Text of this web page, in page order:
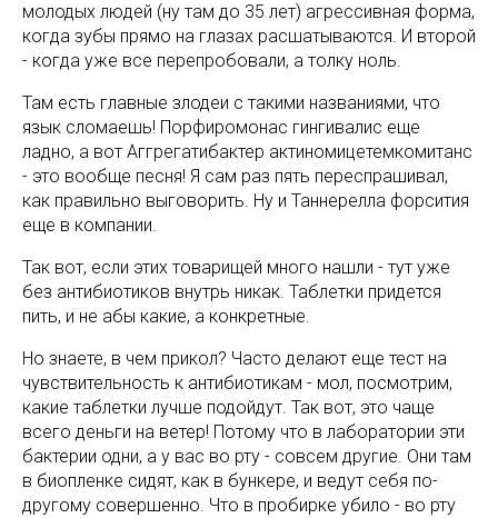
молодых людей (ну там до 35 лет) агрессивная форма,
когда зубы прямо на глазах расшатываются. И второй
- когда уже все перепробовали, а толку ноль.
Там есть главные злодеи с такими названиями, что
язык сломаешь! Порфиромонас гингивалис еще
ладно, а вот Аггрегатибактер актиномицетемкомитанс
- это вообще песня! Я сам раз пять переспрашивал,
как правильно выговорить. Ну и Таннерелла форсития
еще в компании.
Так вот, если этих товарищей много нашли - тут уже
без антибиотиков внутрь никак. Таблетки придется
пить, и не абы какие, а конкретные.
Но знаете, в чем прикол? Часто делают еще тест на
чувствительность к антибиотикам - мол, посмотрим,
какие таблетки лучше подойдут. Так вот, это чаще
всего деньги на ветер! Потому что в лаборатории эти
бактерии одни, а у вас во рту - совсем другие. Они там
в биопленке сидят, как в бункере, и ведут себя по-
другому совершенно. Что в пробирке убило - во рту